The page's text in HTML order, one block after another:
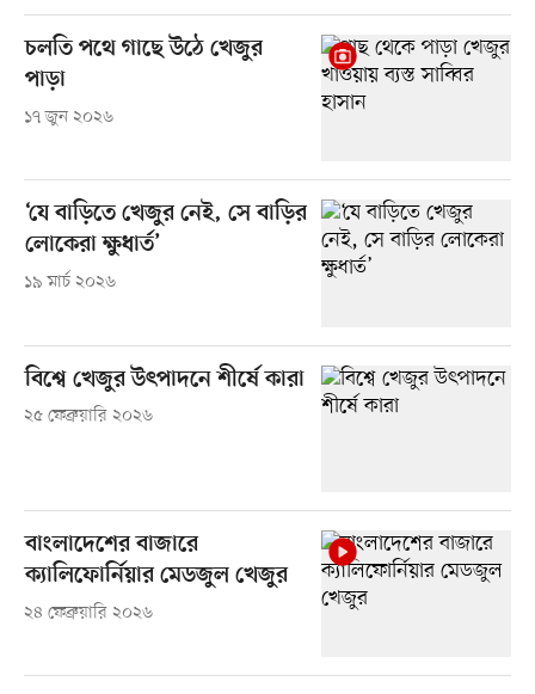
চলতি পথে গাছে উঠে খেজুর
পাড়া
১৭ জুন ২০২৬
‘যে বাড়িতে খেজুর নেই, সে বাড়ির
লোকেরা ক্ষুধার্ত’
১৯ মার্চ ২০২৬
বিশ্বে খেজুর উৎপাদনে শীর্ষে কারা
২৫ ফেব্রুয়ারি ২০২৬
বাংলাদেশের বাজারে
ক্যালিফোর্নিয়ার মেডজুল খেজুর
২৪ ফেব্রুয়ারি ২০২৬